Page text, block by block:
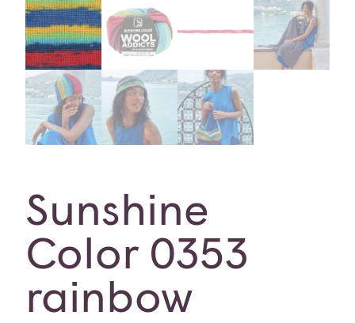
Sunshine
Color 0353
rainbow